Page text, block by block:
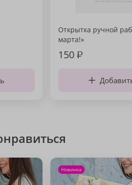
Открытка ручной
марта!»
150₽
Новинка